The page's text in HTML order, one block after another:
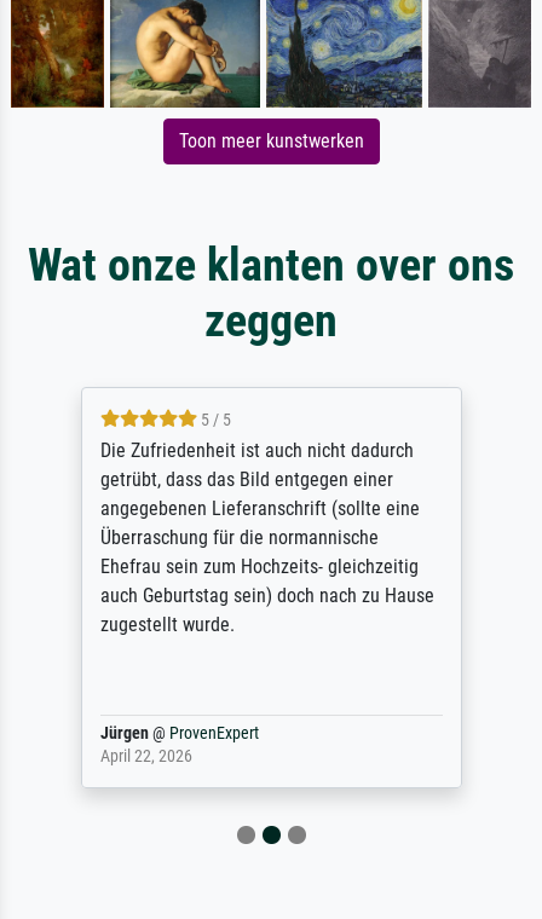
Toon meer kunstwerken
Wat onze klanten over ons
zeggen
5 / 5
Die Zufriedenheit ist auch nicht dadurch
getrübt, dass das Bild entgegen einer
angegebenen Lieferanschrift (sollte eine
Überraschung für die normannische
Ehefrau sein zum Hochzeits- gleichzeitig
auch Geburtstag sein) doch nach zu Hause
zugestellt wurde.
Jürgen@ ProvenExpert
April 22, 2026